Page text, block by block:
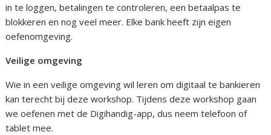
in te loggen, betalingen te controleren, een betaalpas te
blokkeren en nog veel meer. Elke bank heeft zijn eigen
oefenomgeving.
Veilige omgeving
Wie in een veilige omgeving wil leren om digitaal te bankieren
kan terecht bij deze workshop. Tijdens deze workshop gaan
we oefenen met de Digihandig-app, dus neem telefoon of
tablet mee.